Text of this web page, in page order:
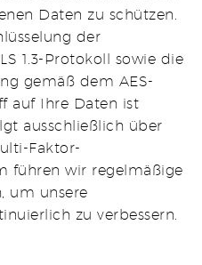
Daten zu schützen.
der
1.3-Protokoll sowie die
gemäß dem AES-
auf Ihre Daten ist
ausschließlich über
Faktor-
führen wir regelmäßige
um unsere
zu verbessern.